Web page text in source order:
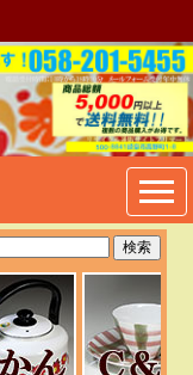
器生活雑
ート